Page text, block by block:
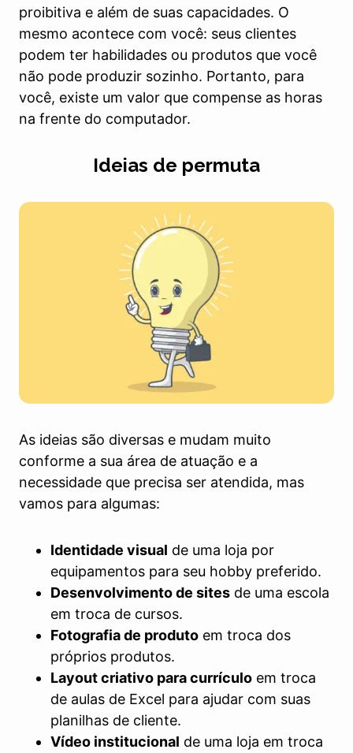
proibitiva e além de suas capacidades. O
mesmo acontece com você: seus clientes
podem ter habilidades ou produtos que você
não pode produzir sozinho. Portanto, para
você, existe um valor que compense as horas
na frente do computador.
Ideias de permuta
As ideias são diversas e mudam muito
conforme a sua área de atuação e a
necessidade que precisa ser atendida, mas
vamos para algumas:
Identidade visual de uma loja por
equipamentos para seu hobby preferido.
Desenvolvimento de sites de uma escola
em troca de cursos.
Fotografia de produto em troca dos
próprios produtos.
Layout criativo para currículo em troca
de aulas de Excel para ajudar com suas
planilhas de cliente.
Vídeo institucional de uma loja em troca